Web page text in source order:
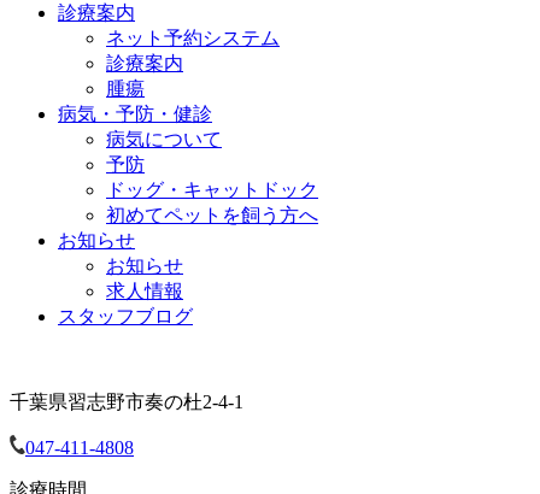
診療案内
ネット予約システム
診療案内
腫瘍
病気・予防・健診
病気について
予防
ドッグ・キャットドック
初めてペットを飼う方へ
お知らせ
お知らせ
求人情報
スタッフブログ
千葉県習志野市奏の杜2-4-1
047-411-4808
診療時間